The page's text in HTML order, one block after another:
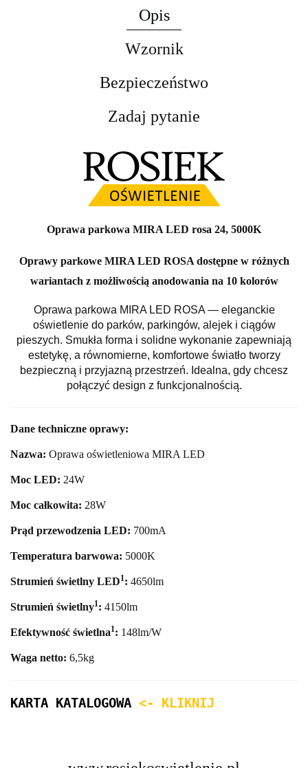
Opis
Wzornik
Bezpieczeństwo
Zadaj pytanie
Oprawa parkowa MIRA LED rosa 24, 5000K
Oprawy parkowe MIRA LED ROSA dostępne w różnych
wariantach z możliwością anodowania na 10 kolorów
Oprawa parkowa MIRA LED ROSA — eleganckie
oświetlenie do parków, parkingów, alejek i ciągów
pieszych. Smukła forma i solidne wykonanie zapewniają
estetykę, a równomierne, komfortowe światło tworzy
bezpieczną i przyjazną przestrzeń. Idealna, gdy chcesz
połączyć design z funkcjonalnością.
Dane techniczne oprawy:
Nazwa: Oprawa oświetleniowa MIRA LED
Moc LED: 24W
Moc całkowita: 28W
Prąd przewodzenia LED: 700mA
Temperatura barwowa: 5000K
Strumień świetlny LED1 : 4650lm
Strumień świetlny1 : 4150lm
Efektywność świetlna1 : 148lm/W
Waga netto: 6,5kg
KARTA KATALOGOWA <- KLIKNIJ